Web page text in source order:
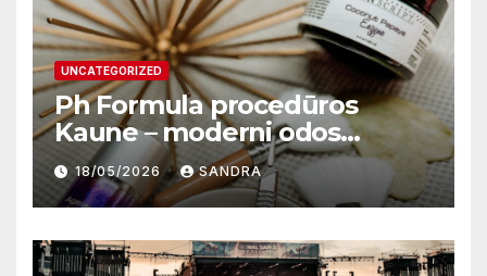
UNCATEGORIZED
Ph Formula procedūros
Kaune – moderni odos
atnaujinimo sistema
18/05/2026 SANDRA